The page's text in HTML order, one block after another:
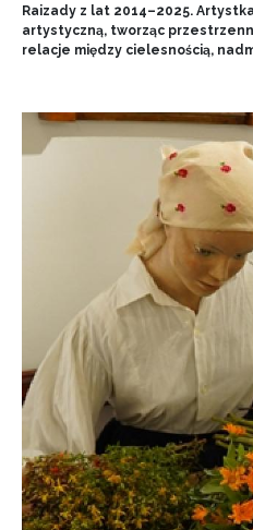
Raizady z lat 2014–2025.
artystyczną, tworząc
relacje między cielesnością,